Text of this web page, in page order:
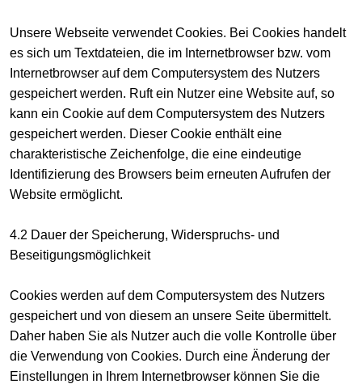
Unsere Webseite verwendet Cookies. Bei Cookies handelt
es sich um Textdateien, die im Internetbrowser bzw. vom
Internetbrowser auf dem Computersystem des Nutzers
gespeichert werden. Ruft ein Nutzer eine Website auf, so
kann ein Cookie auf dem Computersystem des Nutzers
gespeichert werden. Dieser Cookie enthält eine
charakteristische Zeichenfolge, die eine eindeutige
Identifizierung des Browsers beim erneuten Aufrufen der
Website ermöglicht.
4.2 Dauer der Speicherung, Widerspruchs- und
Beseitigungsmöglichkeit
Cookies werden auf dem Computersystem des Nutzers
gespeichert und von diesem an unsere Seite übermittelt.
Daher haben Sie als Nutzer auch die volle Kontrolle über
die Verwendung von Cookies. Durch eine Änderung der
Einstellungen in Ihrem Internetbrowser können Sie die